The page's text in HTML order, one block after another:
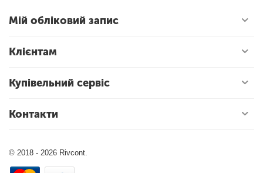
Мій обліковий запис
Клієнтам
Купівельний сервіс
Контакти
© 2018 - 2026 Rivcont.